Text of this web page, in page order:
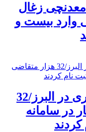
کشته شدن ۲۰ معدنچی زغال
وارد بیست و
کاهش نرخ بیکاری در البرز/32
در سامانه
کردند